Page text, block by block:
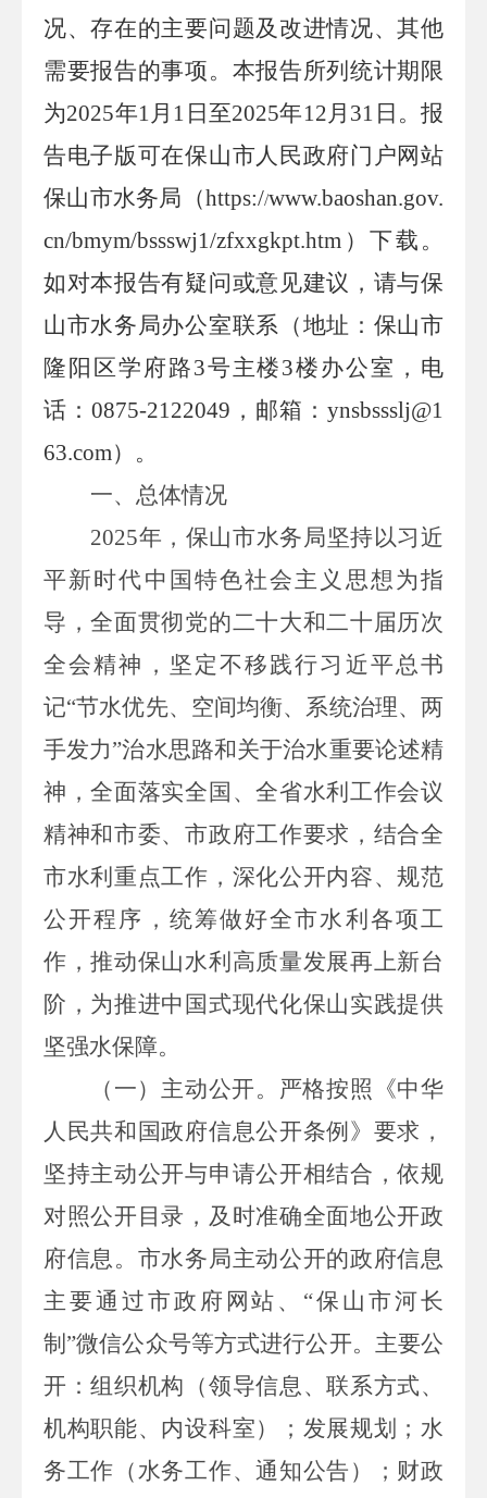
况、存在的主要问题及改进情况、其他
需要报告的事项。本报告所列统计期限
为2025年1月 1 日至2025年12月 31 日。报
告电子版可在保山市人民政府门户网站
保山市水务局 （https://www.baoshan.gov.
cn/bmym/bssswj1/zfxxgkpt.htm ）下载。
如对本报告有疑问或意见建议，请与保
山市水务局办公室联系（地址： 保山市
隆阳区学府路3号主楼3楼办公室， 电
话： 0875-2122049 ，邮箱 ： ynsbssslj@1
63.com）。
一、总体情况
2025年， 保山市水务局坚持以习近
平新时代中国特色社会主义思想为指
导，全面贯彻党的二十大和二十届历次
全会精神，坚定不移践行习近平总书
记“节水优先、空间均衡、系统治理、两
手发力”治水思路和关于治水重要论述精
神，全面落实全国、全省水利工作会议
精神和市委、市政府工作要求，结合全
市水利重点工作，深化公开内容、规范
公开程序，统筹做好全市水利各项工
作，推动保山水利高质量发展再上新台
阶，为推进中国式现代化保山实践提供
坚强水保障。
（一）主动公开。 严格按照《中华
人民共和国政府信息公开条例》要求，
坚持主动公开与申请公开相结合，依规
对照公开目录，及时准确全面地公开政
府信息。市水务局主动公开的政府信息
主要通过市政府网站、 “保山市河长
制”微信公众号等方式进行公开。主要公
开：组织机构（领导信息、联系方式、
机构职能、内设科室）；发展规划；水
务工作（水务工作、通知公告）；财政